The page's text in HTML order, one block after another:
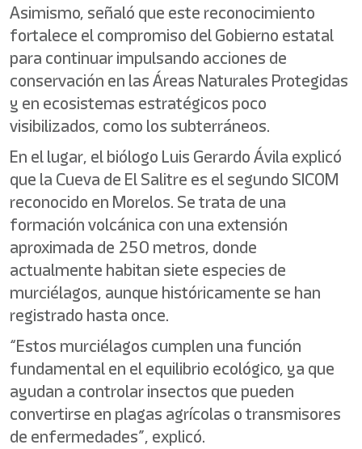
Asimismo, señaló que este reconocimiento
fortalece el compromiso del Gobierno estatal
para continuar impulsando acciones de
conservación en las Áreas Naturales Protegidas
y en ecosistemas estratégicos poco
visibilizados, como los subterráneos.
En el lugar, el biólogo Luis Gerardo Ávila explicó
que la Cueva de El Salitre es el segundo SICOM
reconocido en Morelos. Se trata de una
formación volcánica con una extensión
aproximada de 250 metros, donde
actualmente habitan siete especies de
murciélagos, aunque históricamente se han
registrado hasta once.
“Estos murciélagos cumplen una función
fundamental en el equilibrio ecológico, ya que
ayudan a controlar insectos que pueden
convertirse en plagas agrícolas o transmisores
de enfermedades”, explicó.